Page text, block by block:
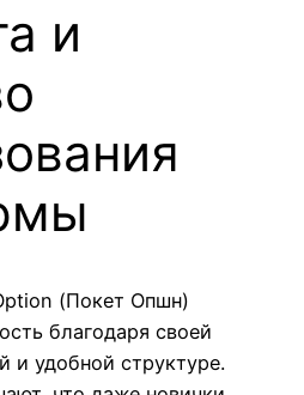
и
(Покет Опшн)
благодаря своей
и удобной структуре.